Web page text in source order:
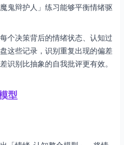
鬼辩护人」练习能够平衡情绪驱
每个决策背后的情绪状态、认知过
这些记录，识别重复出现的偏差
识别比抽象的自我批评更有效。
型